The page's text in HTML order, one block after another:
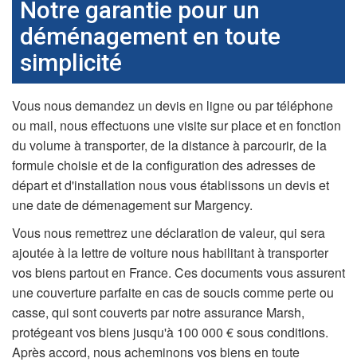
Notre garantie pour un
déménagement en toute
simplicité
Vous nous demandez un devis en ligne ou par téléphone
ou mail, nous effectuons une visite sur place et en fonction
du volume à transporter, de la distance à parcourir, de la
formule choisie et de la configuration des adresses de
départ et d'installation nous vous établissons un devis et
une date de démenagement sur Margency.
Vous nous remettrez une déclaration de valeur, qui sera
ajoutée à la lettre de voiture nous habilitant à transporter
vos biens partout en France. Ces documents vous assurent
une couverture parfaite en cas de soucis comme perte ou
casse, qui sont couverts par notre assurance Marsh,
protégeant vos biens jusqu'à 100 000 € sous conditions.
Après accord, nous acheminons vos biens en toute